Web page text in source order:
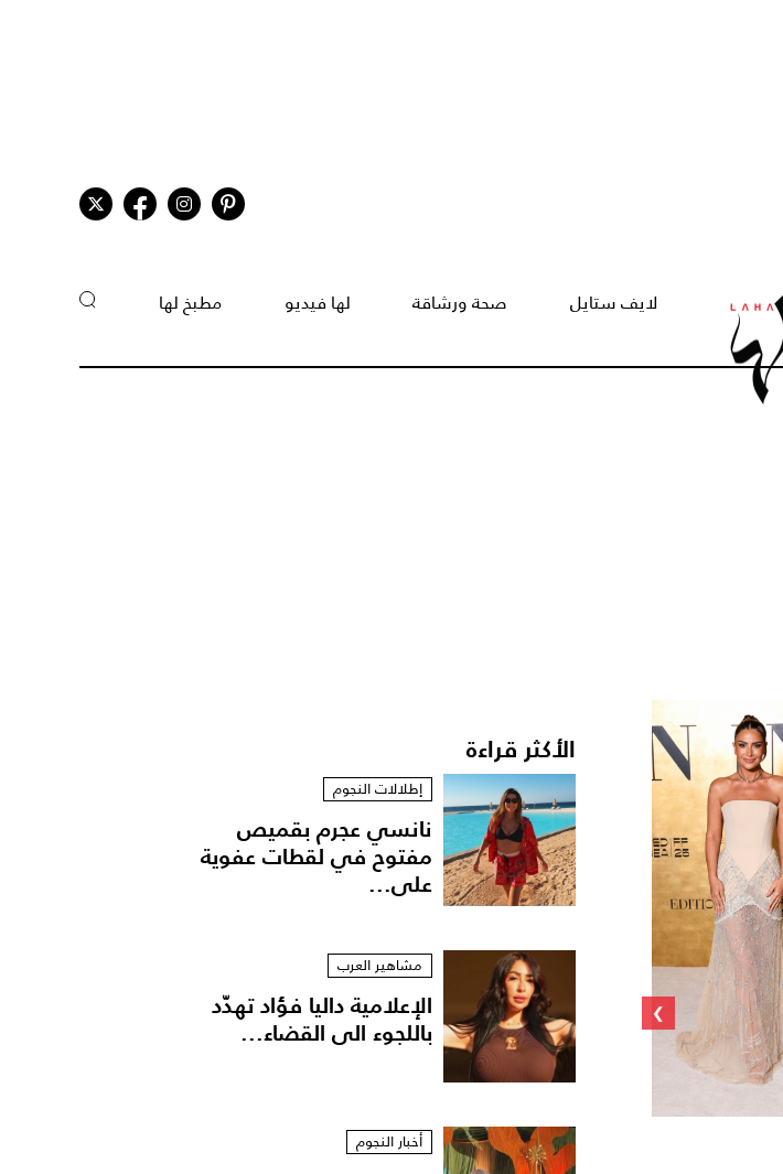
لايف ستايل صحة ورشاقة لها فيديو مطبخ لها
›
الأكثر قراءة
إطلالات النجوم
نانسي عجرم بقميص
مفتوح في لقطات عفوية
على...
مشاهير العرب
الإعلامية داليا فؤاد تهدّد
باللجوء الى القضاء...
أخبار النجوم